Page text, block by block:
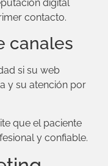
digital
contacto.
canales
si su web
y su atención por
que el paciente
y confiable.